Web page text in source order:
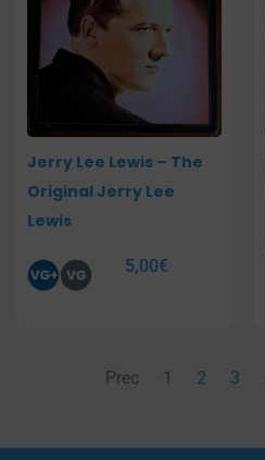
Jerry Lee Lewis – The
Original Jerry Lee
Lewis
5,00€
Prec 1 2 3